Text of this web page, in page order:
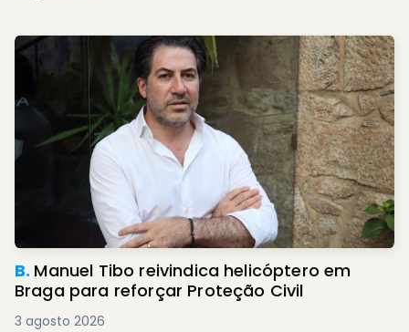
B. Manuel Tibo reivindica helicóptero em
Braga para reforçar Proteção Civil
3 agosto 2026